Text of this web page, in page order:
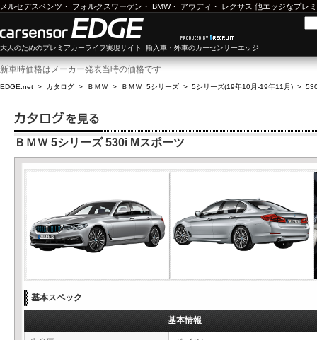
メルセデスベンツ ・ フォルクスワーゲン ・ BMW・ アウディ ・ レクサス 他エッジなプレ
大人のためのプレミアカーライフ実現サイト 輸入車・外車のカーセンサーエッジ
新車時価格はメーカー発表当時の価格です
EDGE.net > カタログ > ＢＭＷ > ＢＭＷ 5シリーズ > 5シリーズ(19年10月-19年11月) >
ＢＭＷ 5シリーズ 530i Mスポーツ
基本スペック
基本情報